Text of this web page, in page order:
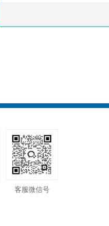
客服微信号